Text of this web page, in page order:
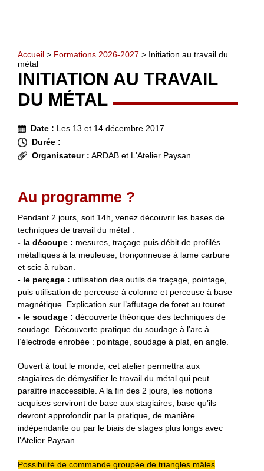
Accueil > Formations 2026-2027 > Initiation au travail du
métal
INITIATION AU TRAVAIL
DU MÉTAL
Date : Les 13 et 14 décembre 2017
Durée :
Organisateur : ARDAB et L'Atelier Paysan
Au programme ?
Pendant 2 jours, soit 14h, venez découvrir les bases de
techniques de travail du métal :
- la découpe : mesures, traçage puis débit de profilés
métalliques à la meuleuse, tronçonneuse à lame carbure
et scie à ruban.
- le perçage : utilisation des outils de traçage, pointage,
puis utilisation de perceuse à colonne et perceuse à base
magnétique. Explication sur l’affutage de foret au touret.
- le soudage : découverte théorique des techniques de
soudage. Découverte pratique du soudage à l’arc à
l’électrode enrobée : pointage, soudage à plat, en angle.
Ouvert à tout le monde, cet atelier permettra aux
stagiaires de démystifier le travail du métal qui peut
paraître inaccessible. A la fin des 2 jours, les notions
acquises serviront de base aux stagiaires, base qu’ils
devront approfondir par la pratique, de manière
indépendante ou par le biais de stages plus longs avec
l’Atelier Paysan.
Possibilité de commande groupée de triangles mâles